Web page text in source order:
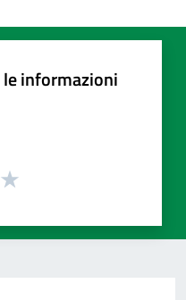
informazioni